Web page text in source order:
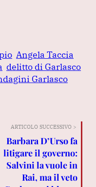
Angela Taccia
delitto di Garlasco
Garlasco
ARTICOLO SUCCESSIVO >
Barbara D’Urso fa
litigare il governo:
Salvini la vuole in
Rai, ma il veto